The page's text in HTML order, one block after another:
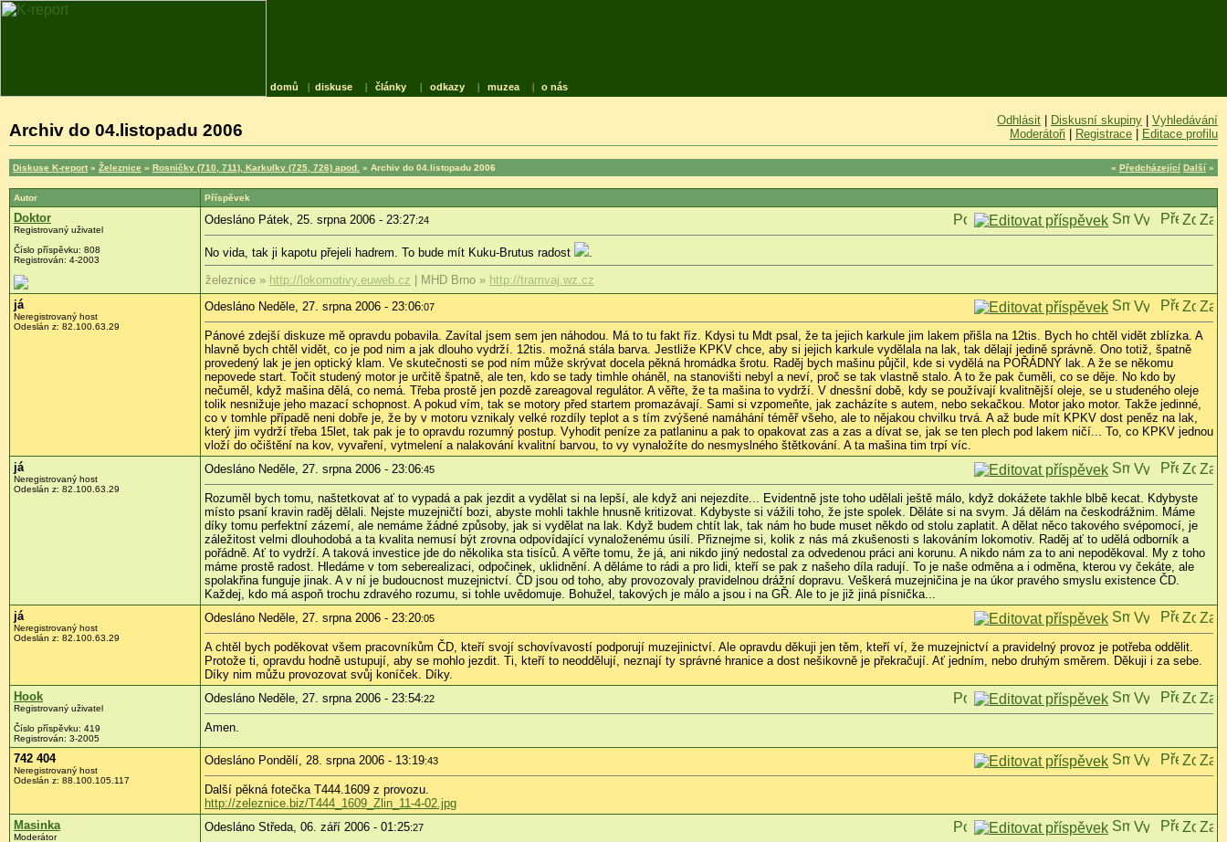
domů | diskuse | články | odkazy | muzea | o nás
Archiv do 04.listopadu 2006
Odhlásit Diskusní skupiny
Vyhledávání
Moderátoři
Registrace Editace profilu
Diskuse K-report » Železnice » Rosničky (710, 711), Karkulky (725, 726) apod. » Archiv do 04.listopadu 2006 « Předcházející Další »
Autor Příspěvek
Doktor
Registrovaný uživatel
Číslo příspěvku: 808
Registrován: 4-2003
Odesláno Pátek, 25. srpna 2006 - 23:27:24
No vida, tak ji kapotu přejeli hadrem. To bude mít Kuku-Brutus radost
železnice » http://lokomotivy.euweb.cz | MHD Brno » http://tramvaj.wz.cz
já
Neregistrovaný host
Odeslán z: 82.100.63.29
Odesláno Neděle, 27. srpna 2006 - 23:06:07
Pánové zdejší diskuze mě opravdu pobavila. Zavítal jsem sem jen náhodou. Má to tu fakt říz. Kdysi tu Mdt psal, že ta jejich karkule jim lakem přišla na 12tis. Bych ho chtěl vidět zblízka. A
hlavně bych chtěl vidět, co je pod nim a jak dlouho vydrží. 12tis. možná stála barva. Jestliže KPKV chce, aby si jejich karkule vydělala na lak, tak dělají jedině správně. Ono totiž, špatně
provedený lak je jen optický klam. Ve skutečnosti se pod ním může skrývat docela pěkná hromádka šrotu. Raděj bych mašinu půjčil, kde si vydělá na POŘÁDNÝ lak. A že se někomu
nepovede start. Točit studený motor je určitě špatně, ale ten, kdo se tady timhle oháněl, na stanovišti nebyl a neví, proč se tak vlastně stalo. A to že pak čuměli, co se děje. No kdo by
nečuměl, když mašina dělá, co nemá. Třeba prostě jen pozdě zareagoval regulátor. A věřte, že ta mašina to vydrží. V dnesšní době, kdy se používají kvalitnější oleje, se u studeného oleje
tolik nesnižuje jeho mazací schopnost. A pokud vím, tak se motory před startem promazávají. Sami si vzpomeňte, jak zacházíte s autem, nebo sekačkou. Motor jako motor. Takže jedinné,
co v tomhle případě neni dobře je, že by v motoru vznikaly velké rozdíly teplot a s tím zvýšené namáhání téměř všeho, ale to nějakou chvilku trvá. A až bude mít KPKV dost peněz na lak,
který jim vydrží třeba 15let, tak pak je to opravdu rozumný postup. Vyhodit peníze za patlaninu a pak to opakovat zas a zas a dívat se, jak se ten plech pod lakem ničí... To, co KPKV jednou
vloží do očištění na kov, vyvaření, vytmelení a nalakování kvalitní barvou, to vy vynaložíte do nesmyslného štětkování. A ta mašina tim trpí víc.
já
Neregistrovaný host
Odeslán z: 82.100.63.29
Odesláno Neděle, 27. srpna 2006 - 23:06:45
Rozuměl bych tomu, naštetkovat ať to vypadá a pak jezdit a vydělat si na lepší, ale když ani nejezdíte... Evidentně jste toho udělali ještě málo, když dokážete takhle blbě kecat. Kdybyste
místo psaní kravin raděj dělali. Nejste muzejničtí bozi, abyste mohli takhle hnusně kritizovat. Kdybyste si vážili toho, že jste spolek. Děláte si na svym. Já dělám na českodrážnim. Máme
díky tomu perfektní zázemí, ale nemáme žádné způsoby, jak si vydělat na lak. Když budem chtít lak, tak nám ho bude muset někdo od stolu zaplatit. A dělat něco takového svépomocí, je
záležitost velmi dlouhodobá a ta kvalita nemusí být zrovna odpovídající vynaloženému úsilí. Přiznejme si, kolik z nás má zkušenosti s lakováním lokomotiv. Raděj ať to udělá odborník a
pořádně. Ať to vydrží. A taková investice jde do několika sta tisíců. A věřte tomu, že já, ani nikdo jiný nedostal za odvedenou práci ani korunu. A nikdo nám za to ani nepoděkoval. My z toho
máme prostě radost. Hledáme v tom seberealizaci, odpočinek, uklidnění. A děláme to rádi a pro lidi, kteří se pak z našeho díla radují. To je naše odměna a i odměna, kterou vy čekáte, ale
spolakřina funguje jinak. A v ní je budoucnost muzejnictví. ČD jsou od toho, aby provozovaly pravidelnou drážní dopravu. Veškerá muzejničina je na úkor pravého smyslu existence ČD.
Každej, kdo má aspoň trochu zdravého rozumu, si tohle uvědomuje. Bohužel, takových je málo a jsou i na GŘ. Ale to je již jiná písnička...
já
Neregistrovaný host
Odeslán z: 82.100.63.29
Odesláno Neděle, 27. srpna 2006 - 23:20:05
A chtěl bych poděkovat všem pracovníkům ČD, kteří svojí schovívavostí podporují muzejinictví. Ale opravdu děkuji jen těm, kteří ví, že muzejnictví a pravidelný provoz je potřeba oddělit.
Protože ti, opravdu hodně ustupují, aby se mohlo jezdit. Ti, kteří to neoddělují, neznají ty správné hranice a dost nešikovně je překračují. Ať jedním, nebo druhým směrem. Děkuji i za sebe.
Díky nim můžu provozovat svůj koníček. Díky.
Hook
Registrovaný uživatel
Číslo příspěvku: 419
Registrován: 3-2005
Odesláno Neděle, 27. srpna 2006 - 23:54:22
Amen.
742 404
Neregistrovaný host
Odeslán z: 88.100.105.117
Odesláno Pondělí, 28. srpna 2006 - 13:19:43
Další pěkná fotečka T444.1609 z provozu.
http://zeleznice.biz/T444_1609_Zlin_11-4-02.jpg
Masinka
Moderátor
Odesláno Středa, 06. září 2006 - 01:25:27